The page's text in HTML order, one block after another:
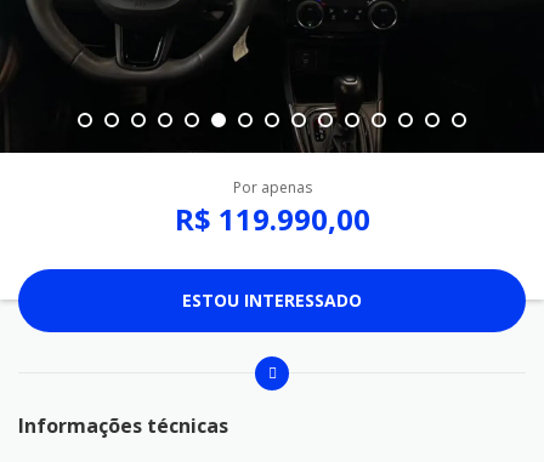
Por apenas
R$ 119.990,00
ESTOU INTERESSADO
Informações técnicas